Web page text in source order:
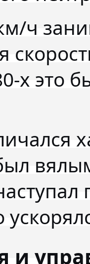
ч
х это
и